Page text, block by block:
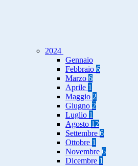
2024
Gennaio
Febbraio 6
Marzo 6
Aprile 1
Maggio 2
Giugno 2
Luglio 1
Agosto 12
Settembre 6
Ottobre 1
Novembre 6
Dicembre 1